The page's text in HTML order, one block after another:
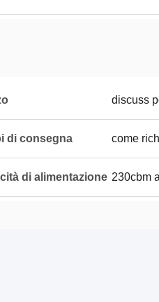
discuss
di consegna come
di alimentazione 230cbm